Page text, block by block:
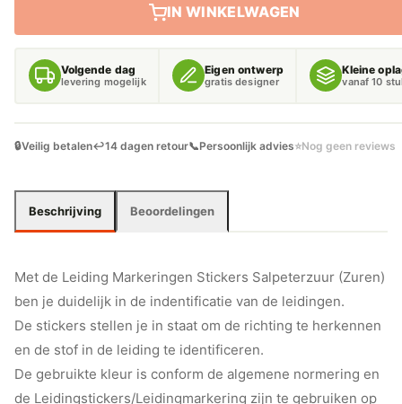
AANTAL
IN WINKELWAGEN
Volgende dag
levering mogelijk
Eigen ontwerp
gratis designer
Kleine
vanaf 10
🔒Veilig betalen↩️14 dagen retour📞Persoonlijk advies⭐Nog geen reviews
Beschrijving Beoordelingen
Met de Leiding Markeringen Stickers Salpeterzuur (Zuren)
ben je duidelijk in de indentificatie van de leidingen.
De stickers stellen je in staat om de richting te herkennen
en de stof in de leiding te identificeren.
De gebruikte kleur is conform de algemene normering en
de Leidingstickers/Leidingmarkering zijn te gebruiken op